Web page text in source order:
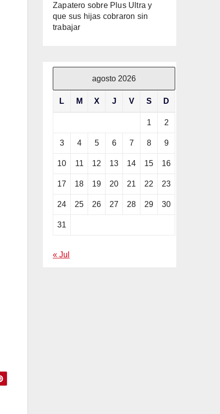
Zapatero sobre Plus Ultra y
que sus hijas cobraron sin
trabajar
agosto 2026
L M X J V S D
1 2
3 4 5 6 7 8 9
10 11 12 13 14 15 16
17 18 19 20 21 22 23
24 25 26 27 28 29 30
31
« Jul